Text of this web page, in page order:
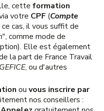
cette formation
votre CPF (Compte
ce cas, il vous suffit de
", comme mode de
Elle est également
la part de France Travail
, ou d'autres
ou vous inscrire par
nos conseillers :